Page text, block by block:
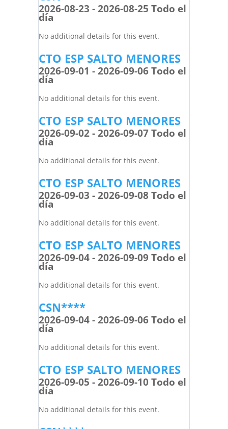
2026-08-23 - 2026-08-25 Todo el
día
No additional details for this event.
CTO ESP SALTO MENORES
2026-09-01 - 2026-09-06 Todo el
día
No additional details for this event.
CTO ESP SALTO MENORES
2026-09-02 - 2026-09-07 Todo el
día
No additional details for this event.
CTO ESP SALTO MENORES
2026-09-03 - 2026-09-08 Todo el
día
No additional details for this event.
CTO ESP SALTO MENORES
2026-09-04 - 2026-09-09 Todo el
día
No additional details for this event.
CSN****
2026-09-04 - 2026-09-06 Todo el
día
No additional details for this event.
CTO ESP SALTO MENORES
2026-09-05 - 2026-09-10 Todo el
día
No additional details for this event.